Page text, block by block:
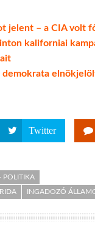
jelent – a CIA volt
kaliforniai
demokrata
Twitter
POLITIKA
INGADOZÓ